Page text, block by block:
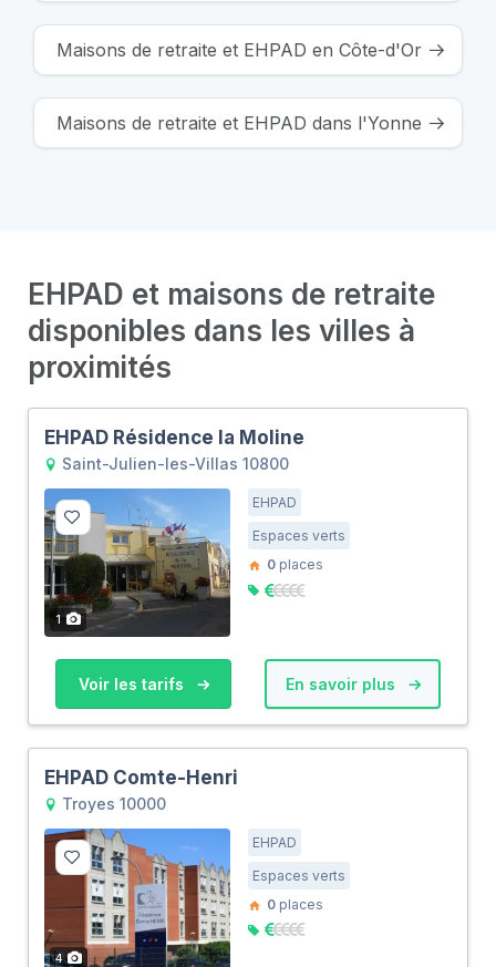
Maisons de retraite et EHPAD en Côte-d'Or
Maisons de retraite et EHPAD dans l'Yonne
EHPAD et maisons de retraite
disponibles dans les villes à
proximités
EHPAD Résidence la Moline
Saint-Julien-les-Villas 10800
1
EHPAD
Espaces verts
0 places
Voir les tarifs En savoir plus
EHPAD Comte-Henri
Troyes 10000
4
EHPAD
Espaces verts
0 places